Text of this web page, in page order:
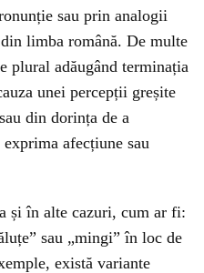
sau prin analogii
limba română. De multe
plural adăugând terminația
unei percepții greșite
din dorința de a
afecțiune sau
și în alte cazuri, cum ar fi:
sau „mingi” în loc de
există variante